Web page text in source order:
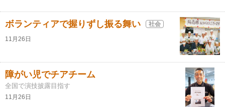
ボランティアで握りずし振る舞い 社会
11月26日
障がい児でチアチーム
全国で演技披露目指す
11月26日